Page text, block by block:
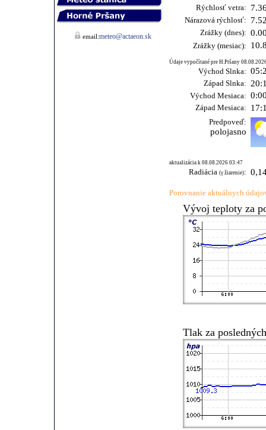
email:meteo@actaeon.sk
Rýchlosť vetra:
Nárazová rýchlosť:
Zrážky (dnes):
Zrážky (mesiac):
Údaje vypočítané pre H.Pršany
Východ Slnka:
Západ Slnka:
Východ Mesiaca:
Západ Mesiaca:
Predpoveď:
polojasno
aktualizácia k 08.08.2026 03:47
Radiácia (γ žiarenie):
Porovnanie aktuálnych
Vývoj teploty za
Tlak za